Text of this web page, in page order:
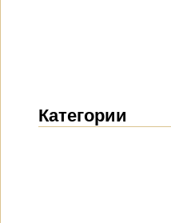
Категории